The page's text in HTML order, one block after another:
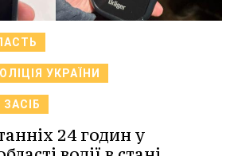
УКРАЇНИ
24 годин у